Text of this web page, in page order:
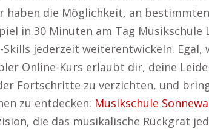
die Möglichkeit, an
in 30 Minuten am Tag Musikschule
jederzeit weiterentwickeln. Egal,
Online-Kurs erlaubt dir, deine
Fortschritte zu verzichten, und
zu entdecken: Musikschule
die das musikalische Rückgrat